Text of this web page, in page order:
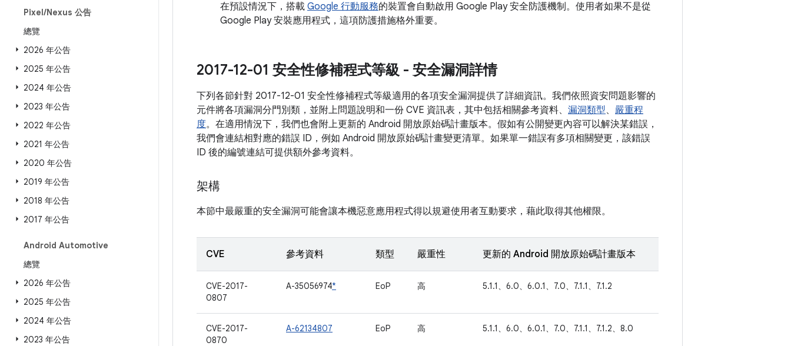
Pixel/Nexus 公告
總覽
2026 年公告
2025 年公告
2024 年公告
2023 年公告
2022 年公告
2021 年公告
2020 年公告
2019 年公告
2018 年公告
2017 年公告
Android Automotive
總覽
2026 年公告
2025 年公告
2024 年公告
2023 年公告
在預設情況下，搭載 Google 行動服務的裝置會自動啟用 Google Play 安全防護機制。使用者如果不是從
Google Play 安裝應用程式，這項防護措施格外重要。
2017-12-01 安全性修補程式等級 - 安全漏洞詳情
下列各節針對 2017-12-01 安全性修補程式等級適用的各項安全漏洞提供了詳細資訊。我們依照資安問題影響的
元件將各項漏洞分門別類，並附上問題說明和一份 CVE 資訊表，其中包括相關參考資料、 漏洞類型、 嚴重程
度。在適用情況下，我們也會附上更新的 Android 開放原始碼計畫版本。假如有公開變更內容可以解決某錯誤，
我們會連結相對應的錯誤 ID，例如 Android 開放原始碼計畫變更清單。如果單一錯誤有多項相關變更，該錯誤
ID 後的編號連結可提供額外參考資料。
架構
本節中最嚴重的安全漏洞可能會讓本機惡意應用程式得以規避使用者互動要求，藉此取得其他權限。
CVE 參考資料 類型 嚴重性 更新的 Android 開放原始碼計畫版本
CVE-2017-
0807
A-35056974* EoP 高 5.1.1、6.0、6.0.1、7.0、7.1.1、7.1.2
CVE-2017-
0870
A-62134807 EoP 高 5.1.1、6.0、6.0.1、7.0、7.1.1、7.1.2、8.0